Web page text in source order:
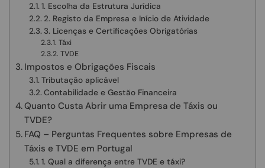
1. Escolha da Estrutura Jurídica
2. Registo da Empresa e Início de Atividade
3. Licenças e Certificações Obrigatórias
Táxi
TVDE
Impostos e Obrigações Fiscais
Tributação aplicável
Contabilidade e Gestão Financeira
Quanto Custa Abrir uma Empresa de Táxis ou
TVDE?
FAQ – Perguntas Frequentes sobre Empresas de
Táxis e TVDE em Portugal
1. Qual a diferença entre TVDE e táxi?